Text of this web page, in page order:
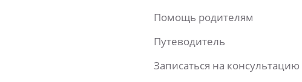
Помощь родителям
Путеводитель
Записаться на консультацию